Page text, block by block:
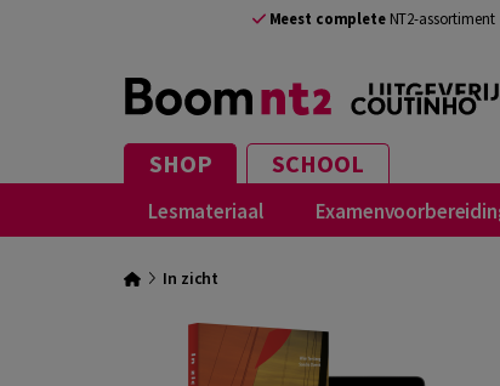
Meest completeNT2-assortiment
SHOP SCHOOL
Lesmateriaal
In zicht